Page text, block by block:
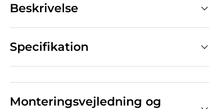
Beskrivelse
Specifikation
Monteringsvejledning og